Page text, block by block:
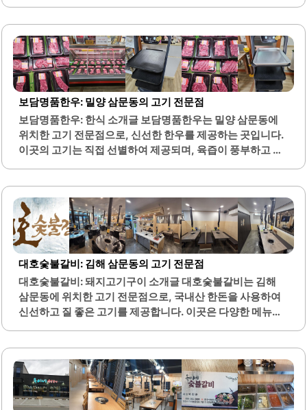
한 재료로 만든 통밀 에그마요 샌드위치와 샐러드는 영양가
가 높아 한 끼 식사로 적합합니다. 카페 내부는 편안한 분위기
로 꾸며져 있어, 조용히 공부하거나 휴식을 취하기에 좋은 장
소입니다. 사장님은 친절하게 손님을 맞이하며, 고객의 요구
에 귀 기울이는 서비스로 만족도를 높이고 있습니다.이 카페
는 다양한 디저트 메뉴를 제공하며, 특히 수제 쿠키와 스콘은
신선하게 구워져 매일 제공됩니다. 카페어스는 밀양에서 커
피와 디저트를 즐길 수 있는 최적의 장소로, 친구나 가족과 함
께 방문하기에 적합합니다. 또한,..
보담명품한우: 밀양 삼문동의 고기 전문점
보담명품한우: 한식 소개글 보담명품한우는 밀양 삼문동에
위치한 고기 전문점으로, 신선한 한우를 제공하는 곳입니다.
이곳의 고기는 직접 선별하여 제공되며, 육즙이 풍부하고 부
와 신선한 쌈채를 맛볼 수 있으며, 이는 고기의 맛을 더욱 돋
보이게 합니다. 보담명품한우는 가성비가 뛰어난 가격으로
도 유명합니다. 가족 단위 손님들이 많이 방문하며, 넉넉한 양
과 합리적인 가격으로 만족도가 높습니다.사장님 부부는 친
절하게 손님을 맞이하며, 포장 주문 시에도 신선한 야채를 서
비스로 제공합니다. 이곳은 포장 시 10% 할인 혜택이 있어 더
욱 매력적입니다. 또한, 불고기 전골과 육개장 등 다양한 메뉴
가 준비되어 있어 선택의 폭이 넓습니다.고기 외에도 국물 요
리의 맛이 뛰어나며, 따뜻한 국물은..
대호숯불갈비: 김해 삼문동의 고기 전문점
대호숯불갈비: 돼지고기구이 소개글 대호숯불갈비는 김해
삼문동에 위치한 고기 전문점으로, 국내산 한돈을 사용하여
신선하고 질 좋은 고기를 제공합니다. 이곳은 다양한 메뉴를
과 맛을 자랑하며, 고기의 육즙이 풍부하여 만족스러운 식사
를 경험할 수 있습니다.또한, 대호숯불갈비는 깔끔한 인테리
어와 편안한 분위기를 제공하여 가족 외식이나 단체 모임에
적합한 공간입니다. 단체룸이 마련되어 있어 회식이나 모임